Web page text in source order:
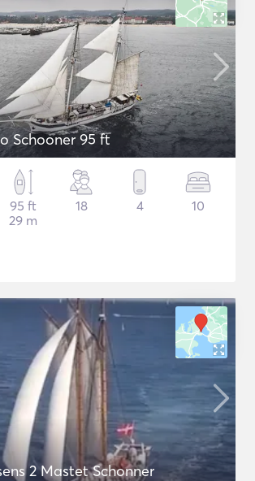
Schooner 95 ft
95 ft
29 m
18 4 10
2 Mastet Schonner